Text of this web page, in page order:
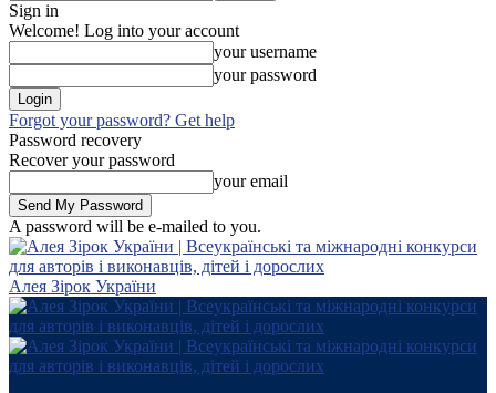
Sign in
Welcome! Log into your account
your username
your password
Forgot your password? Get help
Password recovery
Recover your password
your email
A password will be e-mailed to you.
Алея Зірок України